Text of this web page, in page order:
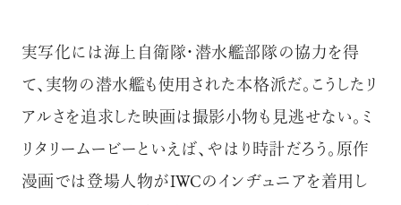
実写化には海上自衛隊・潜水艦部隊の協力を得
て、実物の潜水艦も使用された本格派だ。こうしたリ
アルさを追求した映画は撮影小物も見逃せない。ミ
リタリームービーといえば、やはり時計だろう。原作
漫画では登場人物がIWCのインヂュニアを着用し